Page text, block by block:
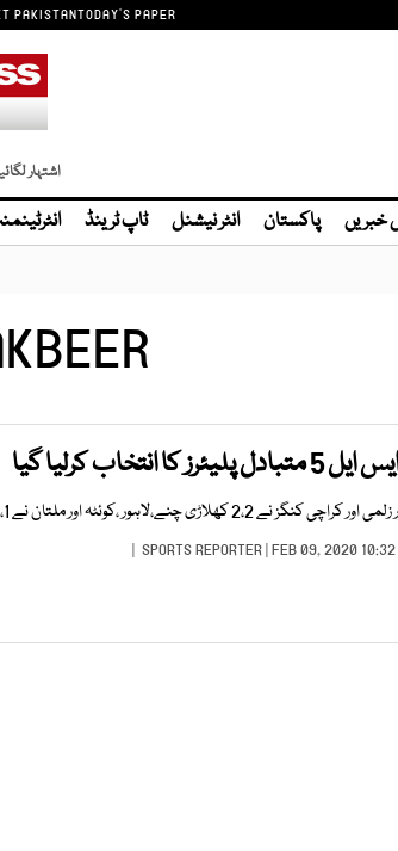
PAKISTANTODAY'S PAPER
اشتہار
پاکستان انٹر نیشنل ٹاپ ٹرینڈ
پلیئرز کا انتخاب کرلیا گیا
کنگز نے 2،2 کھلاڑی چنے،لاہور ،کوئٹہ اور ملتان نے 1،1متبادل کرکٹر حاصل کرلیا
SPORTS REPORTER| FEB 09, 2020 10:32